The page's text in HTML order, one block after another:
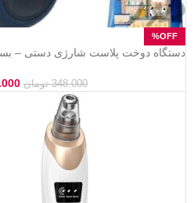
دستگاه دوخت پلاست شارژی دستی –
348.000 تومان